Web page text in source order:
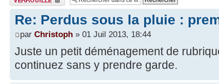
Re: Perdus sous la pluie :
par Christoph » 01 Juil 2013, 18:44
Juste un petit déménagement de
continuez sans y prendre garde.